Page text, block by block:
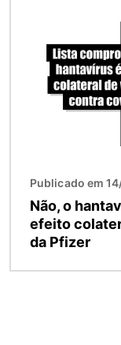
Publicado em
Não, o
efeito
da Pfizer